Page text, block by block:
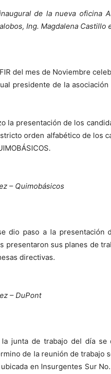
de la nueva oficina
Ing. Magdalena Castillo
del mes de Noviembre
presidente de la
la presentación de los
orden alfabético de los
– Quimobásicos
dio paso a la presentación
presentaron sus planes de
directivas.
– DuPont
junta de trabajo del día
de la reunión de trabajo
en Insurgentes Sur